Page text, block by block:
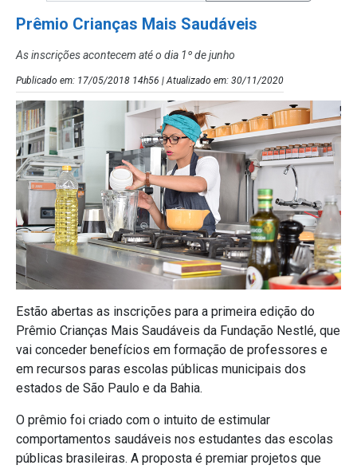
Prêmio Crianças Mais Saudáveis
As inscrições acontecem até o dia 1º de junho
Publicado em: 17/05/2018 14h56 | Atualizado em: 30/11/2020
Estão abertas as inscrições para a primeira edição do
Prêmio Crianças Mais Saudáveis da Fundação Nestlé, que
vai conceder benefícios em formação de professores e
em recursos paras escolas públicas municipais dos
estados de São Paulo e da Bahia.
O prêmio foi criado com o intuito de estimular
comportamentos saudáveis nos estudantes das escolas
públicas brasileiras. A proposta é premiar projetos que